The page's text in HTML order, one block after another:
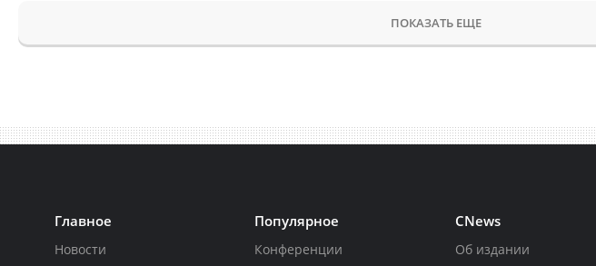
ПОКАЗАТЬ ЕЩЕ
Главное
Новости
Популярное
Конференции
CNews
Об издании